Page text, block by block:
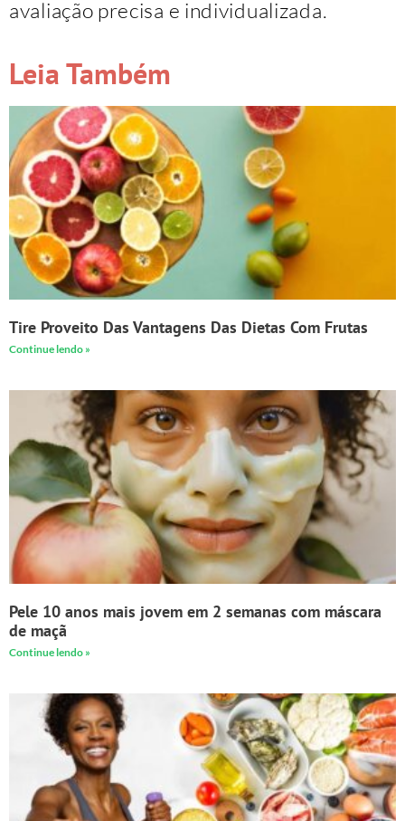
avaliação precisa e individualizada.
Leia Também
Tire Proveito Das Vantagens Das Dietas Com Frutas
Continue lendo »
Pele 10 anos mais jovem em 2 semanas com máscara
de maçã
Continue lendo »